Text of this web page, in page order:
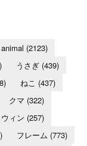
animal (2123)
うさぎ (439)
ねこ (437)
クマ (322)
ィン (257)
フレーム (773)